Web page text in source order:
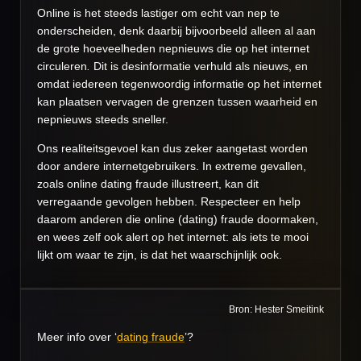
Online is het steeds lastiger om echt van nep te
onderscheiden, denk daarbij bijvoorbeeld alleen al aan
de grote hoeveelheden nepnieuws die op het internet
circuleren. Dit is desinformatie verhuld als nieuws, en
omdat iedereen tegenwoordig informatie op het internet
kan plaatsen vervagen de grenzen tussen waarheid en
nepnieuws steeds sneller.
Ons realiteitsgevoel kan dus zeker aangetast worden
door andere internetgebruikers. In extreme gevallen,
zoals online dating fraude illustreert, kan dit
verregaande gevolgen hebben. Respecteer en help
daarom anderen die online (dating) fraude doormaken,
en wees zelf ook alert op het internet: als iets te mooi
lijkt om waar te zijn, is dat het waarschijnlijk ook.
Bron: Hester Smeitink
Meer info over ‘dating fraude’?